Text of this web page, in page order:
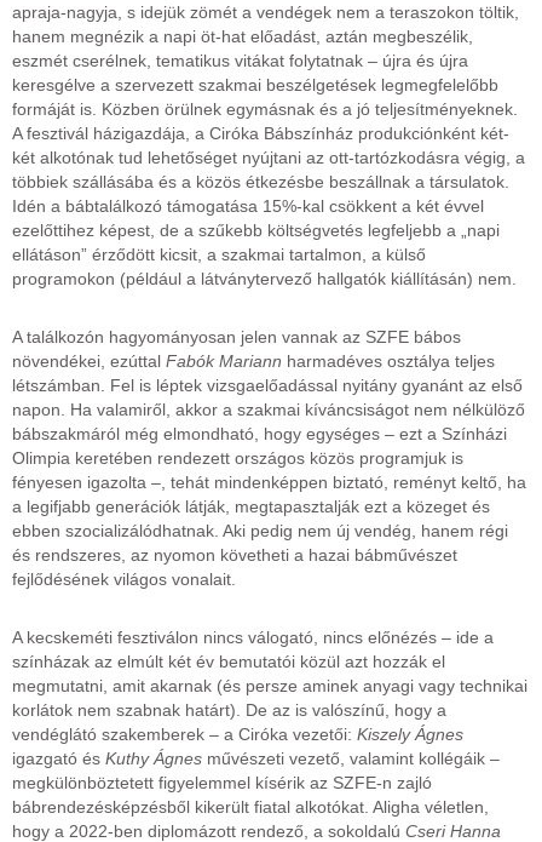
apraja-nagyja, s idejük zömét a vendégek nem a teraszokon töltik,
hanem megnézik a napi öt-hat előadást, aztán megbeszélik,
eszmét cserélnek, tematikus vitákat folytatnak – újra és újra
keresgélve a szervezett szakmai beszélgetések legmegfelelőbb
formáját is. Közben örülnek egymásnak és a jó teljesítményeknek.
A fesztivál házigazdája, a Ciróka Bábszínház produkciónként két-
két alkotónak tud lehetőséget nyújtani az ott-tartózkodásra végig, a
többiek szállásába és a közös étkezésbe beszállnak a társulatok.
Idén a bábtalálkozó támogatása 15%-kal csökkent a két évvel
ezelőttihez képest, de a szűkebb költségvetés legfeljebb a „napi
ellátáson” érződött kicsit, a szakmai tartalmon, a külső
programokon (például a látványtervező hallgatók kiállításán) nem.
A találkozón hagyományosan jelen vannak az SZFE bábos
növendékei, ezúttal Fabók Mariann harmadéves osztálya teljes
létszámban. Fel is léptek vizsgaelőadással nyitány gyanánt az első
napon. Ha valamiről, akkor a szakmai kíváncsiságot nem nélkülöző
bábszakmáról még elmondható, hogy egységes – ezt a Színházi
Olimpia keretében rendezett országos közös programjuk is
fényesen igazolta –, tehát mindenképpen biztató, reményt keltő, ha
a legifjabb generációk látják, megtapasztalják ezt a közeget és
ebben szocializálódhatnak. Aki pedig nem új vendég, hanem régi
és rendszeres, az nyomon követheti a hazai bábművészet
fejlődésének világos vonalait.
A kecskeméti fesztiválon nincs válogató, nincs előnézés – ide a
színházak az elmúlt két év bemutatói közül azt hozzák el
megmutatni, amit akarnak (és persze aminek anyagi vagy technikai
korlátok nem szabnak határt). De az is valószínű, hogy a
vendéglátó szakemberek – a Ciróka vezetői: Kiszely Ágnes
igazgató és Kuthy Ágnes művészeti vezető, valamint kollégáik –
megkülönböztetett figyelemmel kísérik az SZFE-n zajló
bábrendezésképzésből kikerült fiatal alkotókat. Aligha véletlen,
hogy a 2022-ben diplomázott rendező, a sokoldalú Cseri Hanna